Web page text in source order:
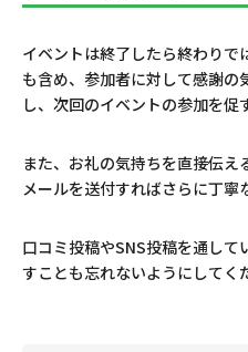
イベントは終了したら終わりで
も含め、参加者に対して感謝の
し、次回のイベントの参加を促
また、お礼の気持ちを直接伝
メールを送付すればさらに丁寧
口コミ投稿やSNS投稿を通し
すことも忘れないようにしてく